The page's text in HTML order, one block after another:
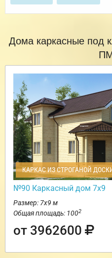
Дома каркасные под
КАРКАС ИЗ СТРОГАНОЙ
№90 Каркасный дом 7х9
Размер: 7х9 м
Общая площадь: 1002
от 3962600